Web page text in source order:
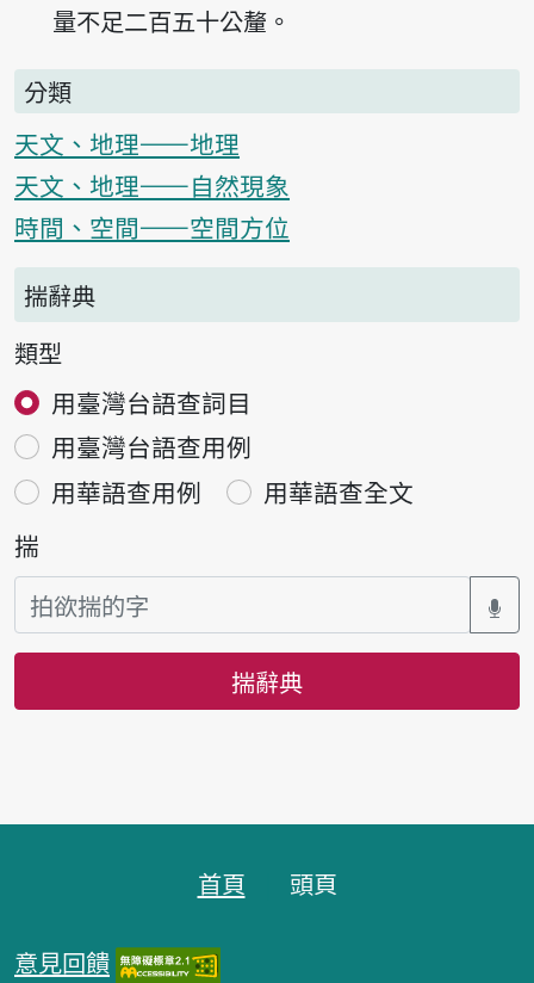
量不足二百五十公釐。
分類
天文、地理——地理
天文、地理——自然現象
時間、空間——空間方位
揣辭典
類型
用臺灣台語查詞目
用臺灣台語查用例
用華語查用例
用華語查全文
揣
揣辭典
首頁 頭頁
意見回饋